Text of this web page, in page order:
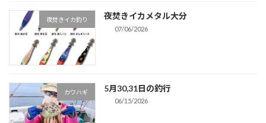
夜焚きイカ釣り 夜焚きイカメタル大分
07/06/2026
カワハギ 5月30,31日の釣行
06/15/2026